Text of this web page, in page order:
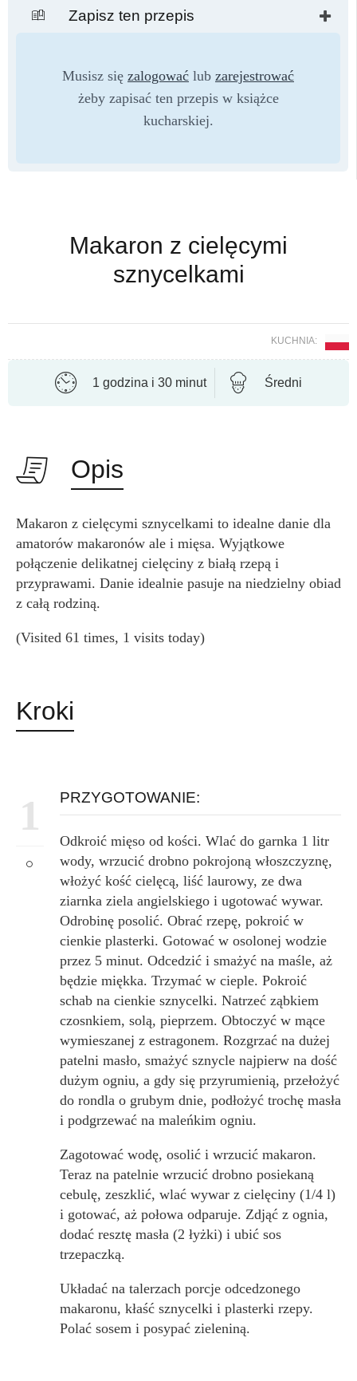
Zapisz ten przepis
Musisz się zalogować lub zarejestrować
żeby zapisać ten przepis w książce
kucharskiej.
Makaron z cielęcymi
sznycelkami
KUCHNIA:
1 godzina i 30 minut Średni
Opis
Makaron z cielęcymi sznycelkami to idealne danie dla
amatorów makaronów ale i mięsa. Wyjątkowe
połączenie delikatnej cielęciny z białą rzepą i
przyprawami. Danie idealnie pasuje na niedzielny obiad
z całą rodziną.
(Visited 61 times, 1 visits today)
Kroki
1 PRZYGOTOWANIE:
Odkroić mięso od kości. Wlać do garnka 1 litr
wody, wrzucić drobno pokrojoną włoszczyznę,
włożyć kość cielęcą, liść laurowy, ze dwa
ziarnka ziela angielskiego i ugotować wywar.
Odrobinę posolić. Obrać rzepę, pokroić w
cienkie plasterki. Gotować w osolonej wodzie
przez 5 minut. Odcedzić i smażyć na maśle, aż
będzie miękka. Trzymać w cieple. Pokroić
schab na cienkie sznycelki. Natrzeć ząbkiem
czosnkiem, solą, pieprzem. Obtoczyć w mące
wymieszanej z estragonem. Rozgrzać na dużej
patelni masło, smażyć sznycle najpierw na dość
dużym ogniu, a gdy się przyrumienią, przełożyć
do rondla o grubym dnie, podłożyć trochę masła
i podgrzewać na maleńkim ogniu.
Zagotować wodę, osolić i wrzucić makaron.
Teraz na patelnie wrzucić drobno posiekaną
cebulę, zeszklić, wlać wywar z cielęciny (1/4 l)
i gotować, aż połowa odparuje. Zdjąć z ognia,
dodać resztę masła (2 łyżki) i ubić sos
trzepaczką.
Układać na talerzach porcje odcedzonego
makaronu, kłaść sznycelki i plasterki rzepy.
Polać sosem i posypać zieleniną.